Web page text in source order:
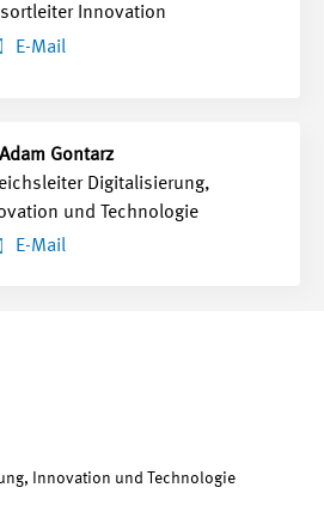
Innovation und Technologie
Innovation
E-Mail
Gontarz
Digitalisierung,
und Technologie
E-Mail